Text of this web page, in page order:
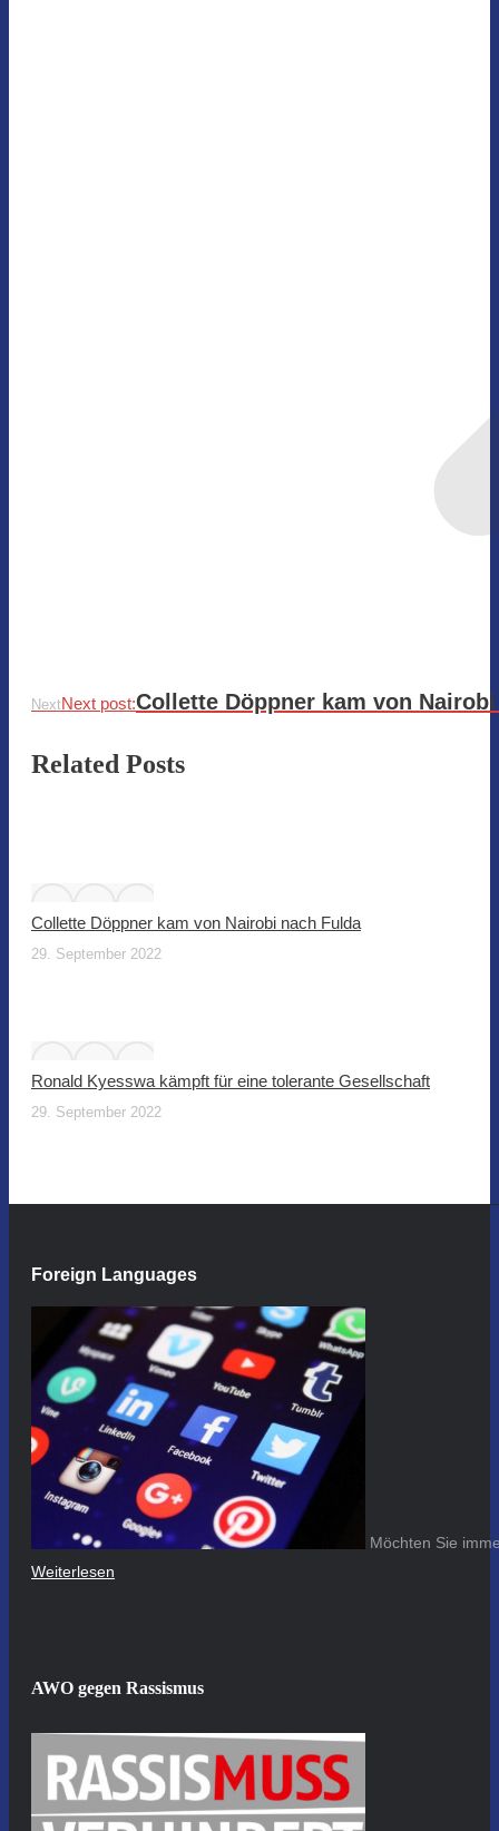
NextNext post:Collette Döppner kam von
Related Posts
Collette Döppner kam von Nairobi nach Fulda
29. September 2022
Ronald Kyesswa kämpft für eine tolerante Gesellschaft
29. September 2022
Foreign Languages
Möchten Sie
Weiterlesen
AWO gegen Rassismus